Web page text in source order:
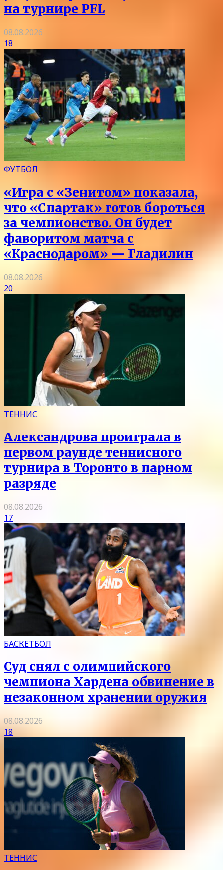
на турнире PFL
08.08.2026
18
ФУТБОЛ
«Игра с «Зенитом» показала,
что «Спартак» готов бороться
за чемпионство. Он будет
фаворитом матча с
«Краснодаром» — Гладилин
08.08.2026
20
ТЕННИС
Александрова проиграла в
первом раунде теннисного
турнира в Торонто в парном
разряде
08.08.2026
17
БАСКЕТБОЛ
Суд снял с олимпийского
чемпиона Хардена обвинение в
незаконном хранении оружия
08.08.2026
18
ТЕННИС